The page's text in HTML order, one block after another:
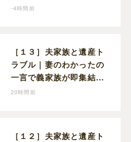
告に寝耳に水の夫は大慌
-4時間前
［１３］夫家族と遺産ト
ラブル｜妻のわかったの
一言で義家族が即集結。
新居の話で盛り上がる義
20時間前
［１２］夫家族と遺産ト